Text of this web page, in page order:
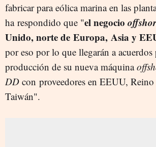
fabricar para eólica marina en las
ha respondido que "el negocio
Unido, norte de Europa, Asia y
por eso por lo que llegarán a acuerdos
producción de su nueva máquina
DD con proveedores en EEUU,
Taiwán".